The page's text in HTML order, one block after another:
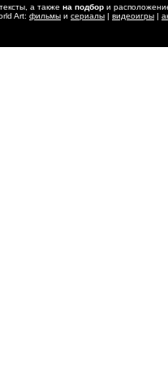
а также на подбор и
Art: фильмы и сериалы | видеоигры |